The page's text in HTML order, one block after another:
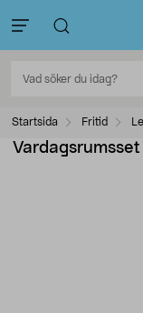
Startsida Fritid